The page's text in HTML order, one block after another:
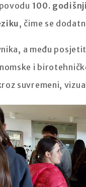
100.
, čime se
a među
i
suvremeni,